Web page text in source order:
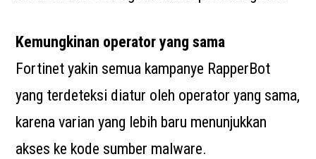
Kemungkinan operator yang sama
Fortinet yakin semua kampanye RapperBot
yang terdeteksi diatur oleh operator yang sama,
karena varian yang lebih baru menunjukkan
akses ke kode sumber malware.